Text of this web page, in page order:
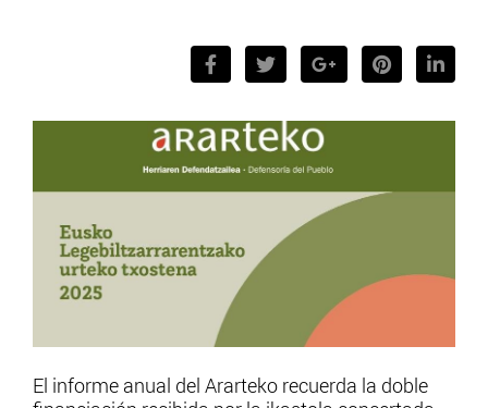
El informe anual del Ararteko recuerda la doble